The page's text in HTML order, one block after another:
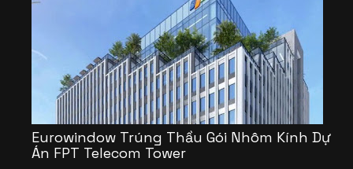
Eurowindow Trúng Thầu Gói Nhôm Kính Dự
Án FPT Telecom Tower